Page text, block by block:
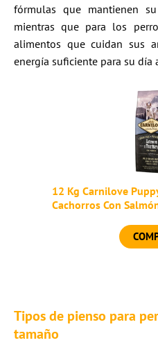
fórmulas que mantienen
mientras que para los
alimentos que cuidan sus
energía suficiente para su día
12 Kg Carnilove
Cachorros Con
Tipos de pienso para
tamaño